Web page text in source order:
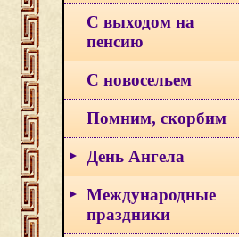
С выходом на
пенсию
С новосельем
Помним, скорбим
День Ангела
Международные
праздники